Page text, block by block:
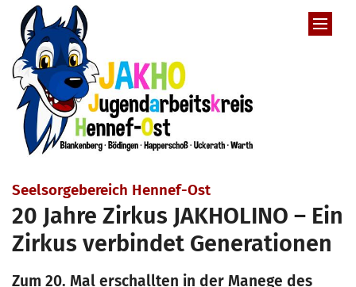
Zum Inhalt springen
Seelsorgebereich Hennef-Ost:
20 Jahre Zirkus JAKHOLINO – Ein
Zirkus verbindet Generationen
Zum 20. Mal erschallten in der Manege des